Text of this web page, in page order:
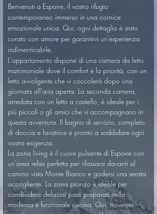
Benvenuti a Espoire, il vostro rifugio
contemporaneo immerso in una cornice
emozionale unica. Qui, ogni dettaglio è stato
curato con amore per garantirvi un'esperienza
indimenticabile.
L'appartamento dispone di una camera da letto
matrimoniale dove il comfort è la priorità, con un
letto avvolgente che vi coccolerà dopo una
giornata all'aria aperta. La seconda camera,
arredata con un letto a castello, è ideale per i
più piccoli o gli amici che vi accompagnano in
questa avventura. Il bagno di servizio, completo
di doccia e lavatrice é pronto a soddisfare ogni
vostra esigenza.
La zona living è il cuore pulsante di Espoire con
un'area relax perfetta per rilassarsi davanti al
camino vista Monte Bianco e godersi una serata
accogliente. La zona pranzo è ideale per
condividere deliziosi pasti preparati nella
moderna e funzionale cucina. Qui, troverete